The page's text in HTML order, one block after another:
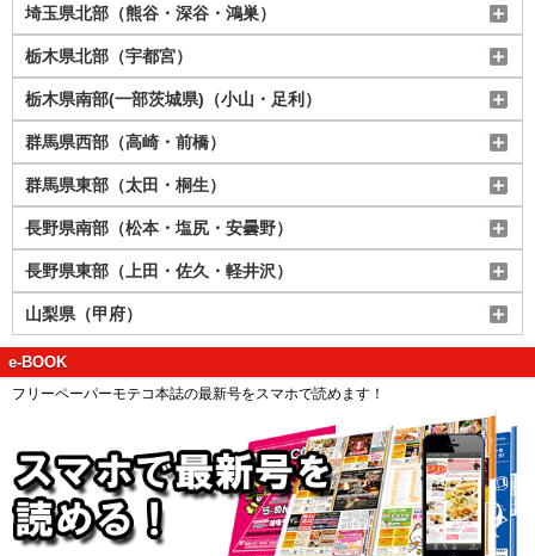
埼玉県北部（熊谷・深谷・鴻巣）
栃木県北部（宇都宮）
栃木県南部(一部茨城県)（小山・足利）
群馬県西部（高崎・前橋）
群馬県東部（太田・桐生）
長野県南部（松本・塩尻・安曇野）
長野県東部（上田・佐久・軽井沢）
山梨県（甲府）
e-BOOK
フリーペーパーモテコ本誌の最新号をスマホで読めます！